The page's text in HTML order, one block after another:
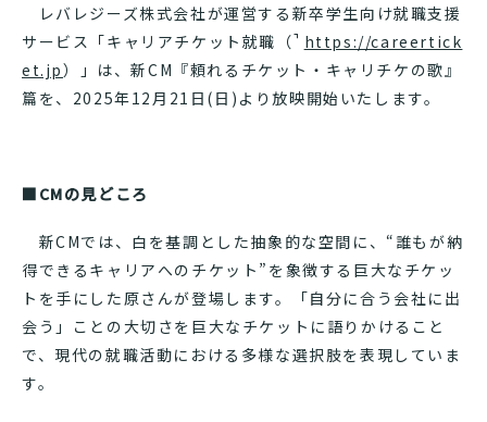
レバレジーズ株式会社が運営する新卒学生向け就職支援
サービス「キャリアチケット就職（
https://careertick
et.jp）」は、新CM『頼れるチケット・キャリチケの歌』
篇を、2025年12月21日(日)より放映開始いたします。
■CMの見どころ
新CMでは、白を基調とした抽象的な空間に、“誰もが納
得できるキャリアへのチケット”を象徴する巨大なチケッ
トを手にした原さんが登場します。「自分に合う会社に出
会う」ことの大切さを巨大なチケットに語りかけること
で、現代の就職活動における多様な選択肢を表現していま
す。